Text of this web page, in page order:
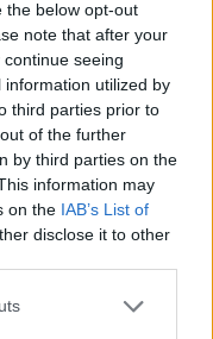
the below opt-out
note that after your
seeing
utilized by
third parties prior to
of the further
by third parties on the
information may
on the IAB’s List of
disclose it to other
Διοικητικό Συμβούλιο -
πολιορκία η